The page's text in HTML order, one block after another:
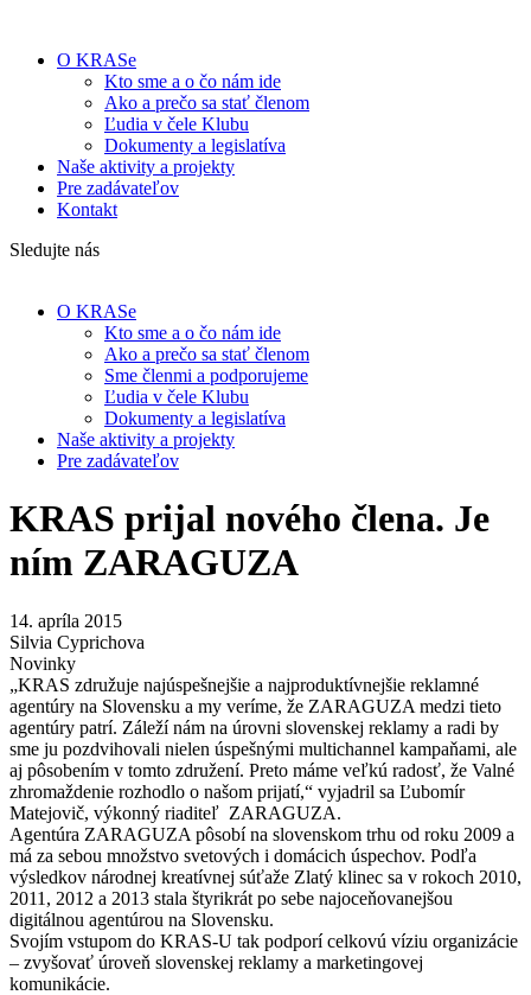
O KRASe
Kto sme a o čo nám ide
Ako a prečo sa stať členom
Ľudia v čele Klubu
Dokumenty a legislatíva
Naše aktivity a projekty
Pre zadávateľov
Kontakt
Sledujte nás
O KRASe
Kto sme a o čo nám ide
Ako a prečo sa stať členom
Sme členmi a podporujeme
Ľudia v čele Klubu
Dokumenty a legislatíva
Naše aktivity a projekty
Pre zadávateľov
KRAS prijal nového člena. Je
ním ZARAGUZA
14. apríla 2015
Silvia Cyprichova
Novinky
„KRAS združuje najúspešnejšie a najproduktívnejšie reklamné
agentúry na Slovensku a my veríme, že ZARAGUZA medzi tieto
agentúry patrí. Záleží nám na úrovni slovenskej reklamy a radi by
sme ju pozdvihovali nielen úspešnými multichannel kampaňami, ale
aj pôsobením v tomto združení. Preto máme veľkú radosť, že Valné
zhromaždenie rozhodlo o našom prijatí,“ vyjadril sa Ľubomír
Matejovič, výkonný riaditeľ ZARAGUZA.
Agentúra ZARAGUZA pôsobí na slovenskom trhu od roku 2009 a
má za sebou množstvo svetových i domácich úspechov. Podľa
výsledkov národnej kreatívnej súťaže Zlatý klinec sa v rokoch 2010,
2011, 2012 a 2013 stala štyrikrát po sebe najoceňovanejšou
digitálnou agentúrou na Slovensku.
Svojím vstupom do KRAS-U tak podporí celkovú víziu organizácie
– zvyšovať úroveň slovenskej reklamy a marketingovej
komunikácie.